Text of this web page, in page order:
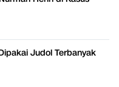
Judol Terbanyak